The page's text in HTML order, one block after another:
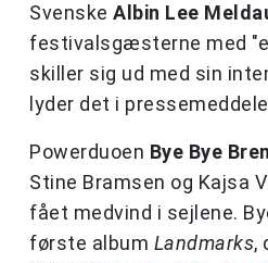
Svenske Albin Lee
festivalsgæsterne med
skiller sig ud med sin
lyder det i
Powerduoen Bye Bye
Stine Bramsen og Kajsa
fået medvind i sejlene.
første album Landmarks,